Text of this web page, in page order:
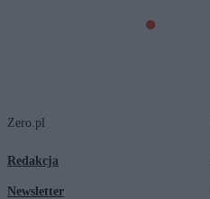
Zero.pl
Redakcja
Newsletter